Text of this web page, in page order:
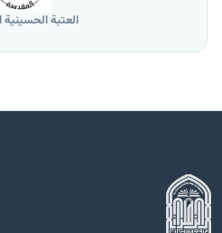
العتبة